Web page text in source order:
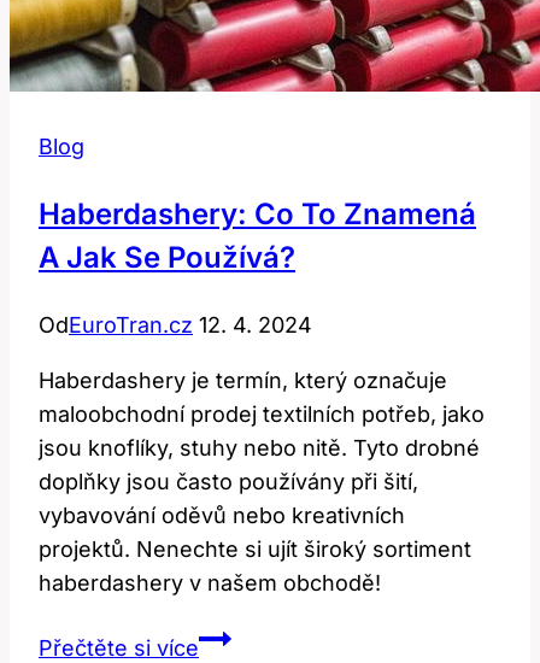
Blog
Haberdashery: Co To Znamená
A Jak Se Používá?
OdEuroTran.cz 12. 4. 2024
Haberdashery je termín, který označuje
maloobchodní prodej textilních potřeb, jako
jsou knoflíky, stuhy nebo nitě. Tyto drobné
doplňky jsou často používány při šití,
vybavování oděvů nebo kreativních
projektů. Nenechte si ujít široký sortiment
haberdashery v našem obchodě!
Přečtěte si víceHaberdashery: